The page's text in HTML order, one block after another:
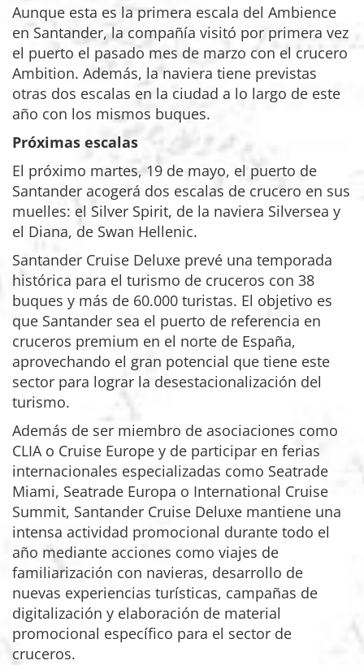
Aunque esta es la primera escala del Ambience
en Santander, la compañía visitó por primera vez
el puerto el pasado mes de marzo con el crucero
Ambition. Además, la naviera tiene previstas
otras dos escalas en la ciudad a lo largo de este
año con los mismos buques.
Próximas escalas
El próximo martes, 19 de mayo, el puerto de
Santander acogerá dos escalas de crucero en sus
muelles: el Silver Spirit, de la naviera Silversea y
el Diana, de Swan Hellenic.
Santander Cruise Deluxe prevé una temporada
histórica para el turismo de cruceros con 38
buques y más de 60.000 turistas. El objetivo es
que Santander sea el puerto de referencia en
cruceros premium en el norte de España,
aprovechando el gran potencial que tiene este
sector para lograr la desestacionalización del
turismo.
Además de ser miembro de asociaciones como
CLIA o Cruise Europe y de participar en ferias
internacionales especializadas como Seatrade
Miami, Seatrade Europa o International Cruise
Summit, Santander Cruise Deluxe mantiene una
intensa actividad promocional durante todo el
año mediante acciones como viajes de
familiarización con navieras, desarrollo de
nuevas experiencias turísticas, campañas de
digitalización y elaboración de material
promocional específico para el sector de
cruceros.